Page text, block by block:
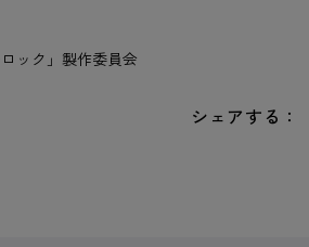
ック」製作委員会
シェアする：